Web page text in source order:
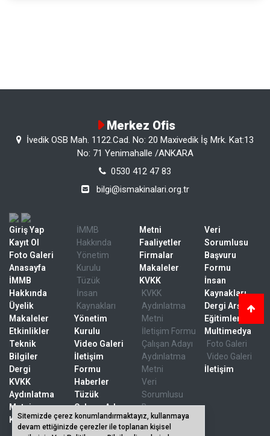
Merkez Ofis
İvedik OSB Mah. 1122.Cad. No: 20 Maxivedik İş Mrk. Kat:13
No: 71 Yenimahalle /ANKARA
0530 412 47 83
bilgi@ismakinalari.org.tr
Giriş Yap
Kayıt Ol
Foto Galeri
Anasayfa
İMMB
Hakkında
Üyelik
Makaleler
Etkinlikler
Teknik
Bilgiler
Dergi
KVKK
Aydınlatma
Metni
Kurumsal
İMMB
Hakkında
Yönetim
Kurulu
Tüzük
İnsan
Kaynakları
Yönetim
Kurulu
Video Galeri
İletişim
Formu
Haberler
Tüzük
Çalışan Adayı
Aydınlatma
Metni
Faaliyetler
Firmalar
Makaleler
KVKK
KVKK
Aydınlatma
Metni
İletişim Formu
Çalışan Adayı
Aydınlatma
Metni
Veri
Sorumlusu
Başvuru
Formu
Veri
Sorumlusu
Başvuru
Formu
İnsan
Kaynakları
Dergi Arşivi
Eğitimler
Multimedya
Foto Galeri
Video Galeri
İletişim
Sitemizde çerez konumlandırmaktayız, kullanmaya
devam ettiğinizde çerezler ile toplanan kişisel